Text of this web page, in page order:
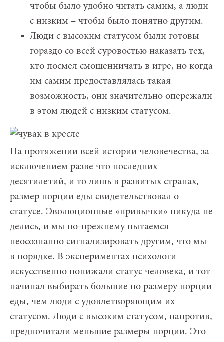
чтобы было удобно читать самим, а люди
с низким – чтобы было понятно другим.
Люди с высоким статусом были готовы
гораздо со всей суровостью наказать тех,
кто посмел смошенничать в игре, но когда
им самим предоставлялась такая
возможность, они значительно опережали
в этом людей с низким статусом.
На протяжении всей истории человечества, за
исключением разве что последних
десятилетий, и то лишь в развитых странах,
размер порции еды свидетельствовал о
статусе. Эволюционные «привычки» никуда не
делись, и мы по-прежнему пытаемся
неосознанно сигнализировать другим, что мы
в порядке. В экспериментах психологи
искусственно понижали статус человека, и тот
начинал выбирать большие по размеру порции
еды, чем люди с удовлетворяющим их
статусом. Люди с высоким статусом, напротив,
предпочитали меньшие размеры порции. Это